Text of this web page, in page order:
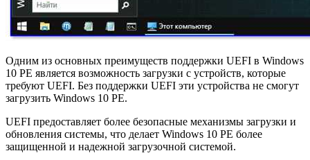
Одним из основных преимуществ поддержки UEFI в Windows
10 PE является возможность загрузки с устройств, которые
требуют UEFI. Без поддержки UEFI эти устройства не смогут
загрузить Windows 10 PE.
UEFI предоставляет более безопасные механизмы загрузки и
обновления системы, что делает Windows 10 PE более
защищенной и надежной загрузочной системой.